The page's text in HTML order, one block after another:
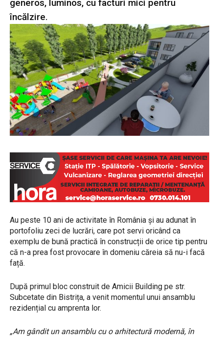
generos, luminos, cu facturi mici pentru
încălzire.
Au peste 10 ani de activitate în România și au adunat în
portofoliu zeci de lucrări, care pot servi oricând ca
exemplu de bună practică în construcții de orice tip pentru
că n-a prea fost provocare în domeniu căreia să nu-i facă
față.
După primul bloc construit de Amicii Building pe str.
Subcetate din Bistrița, a venit momentul unui ansamblu
rezidențial cu amprenta lor.
„Am gândit un ansamblu cu o arhitectură modernă, în